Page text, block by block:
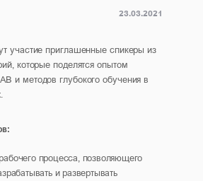
23.03.2021
участие приглашенные спикеры из
которые поделятся опытом
и методов глубокого обучения в
процесса, позволяющего
и развертывать